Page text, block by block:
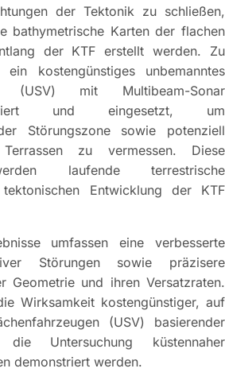
der Tektonik zu schließen,
bathymetrische Karten der flachen
der KTF erstellt werden. Zu
kostengünstiges unbemanntes
(USV) mit Multibeam-Sonar
und eingesetzt, um
Störungszone sowie potenziell
zu vermessen. Diese
laufende terrestrische
Entwicklung der KTF
umfassen eine verbesserte
Störungen sowie präzisere
Geometrie und ihren Versatzraten.
Wirksamkeit kostengünstiger, auf
(USV) basierender
Untersuchung küstennaher
demonstriert werden.